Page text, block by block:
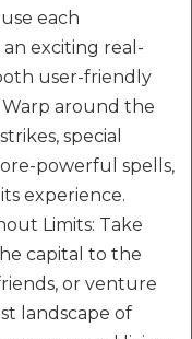
each
an exciting real-
user-friendly
around the
special
powerful spells,
experience.
Limits: Take
capital to the
or venture
landscape of